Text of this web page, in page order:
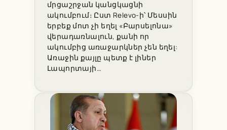
մրցաշրջան կանցկացնի
ակումբում։ Ըստ Relevo-ի՝ Մեսսին
երբեք մոտ չի եղել «Բարսելոնա»
վերադառնալուն, քանի որ
ակումբից առաջարկներ չեն եղել:
Առաջին քայլը պետք է լիներ
Լապորտայի…